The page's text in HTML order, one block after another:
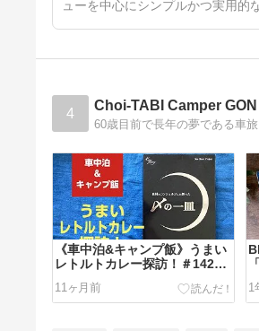
ューを中心にシンプルかつ実用的
4 Choi-TABI Camper GON
《車中泊&キャンプ飯》うまい
レトルトカレー探訪！＃142
11ヶ月前 1